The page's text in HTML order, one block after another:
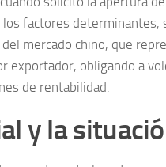
factores determinantes,
mercado chino, que
exportador, obligando a
de rentabilidad.
y la